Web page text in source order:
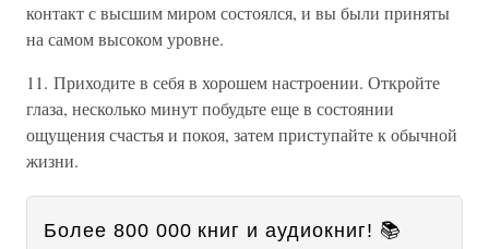
контакт с высшим миром состоялся, и вы были приняты
на самом высоком уровне.
11. Приходите в себя в хорошем настроении. Откройте
глаза, несколько минут побудьте еще в состоянии
ощущения счастья и покоя, затем приступайте к обычной
жизни.
Более 800 000 книг и аудиокниг! 📚